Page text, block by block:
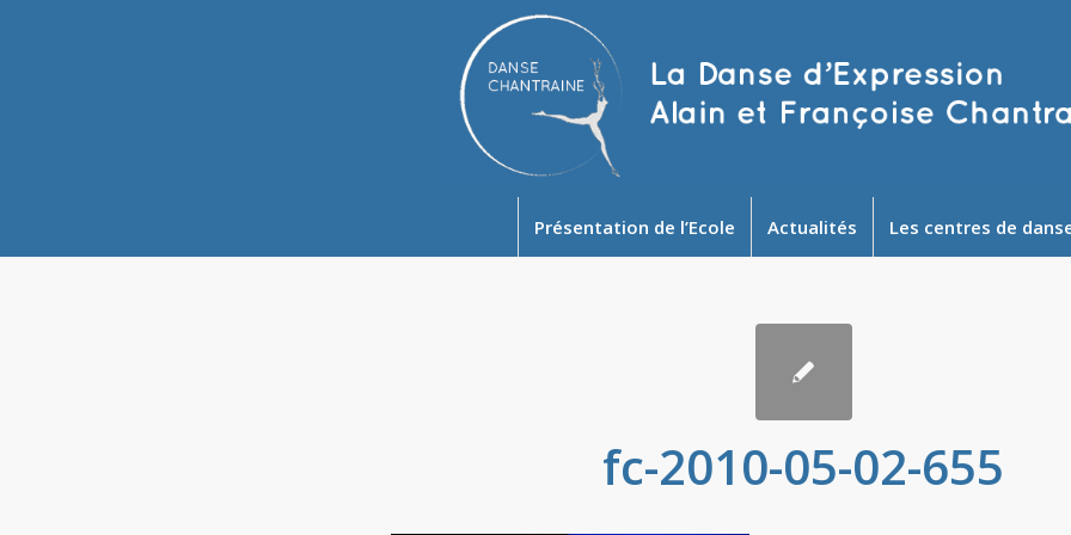
Présentation de l’Ecole Actualités Les centres de
fc-2010-05-02-655